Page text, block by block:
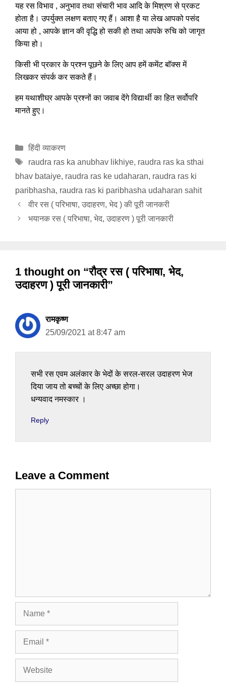
यह रस विभाव , अनुभाव तथा संचारी भाव आदि के मिश्रण से प्रकट
होता है। उपर्युक्त लक्षण बताए गए हैं। आशा है या लेख आपको पसंद
आया हो , आपके ज्ञान की वृद्धि हो सकी हो तथा आपके रुचि को जागृत
किया हो।
किसी भी प्रकार के प्रश्न पूछने के लिए आप हमें कमेंट बॉक्स में
लिखकर संपर्क कर सकते हैं।
हम यथाशीघ्र आपके प्रश्नों का जवाब देंगे विद्यार्थी का हित सर्वोपरि
मानते हुए।
Categories
हिंदी व्याकरण
Tags
raudra ras ka anubhav likhiye, raudra ras ka sthai
bhav bataiye, raudra ras ke udaharan, raudra ras ki
paribhasha, raudra ras ki paribhasha udaharan sahit
वीर रस ( परिभाषा, उदाहरण, भेद ) की पूरी जानकरी
भयानक रस ( परिभाषा, भेद, उदाहरण ) पूरी जानकारी
1 thought on “रौद्र रस ( परिभाषा, भेद,
उदाहरण ) पूरी जानकारी”
रामकृष्ण
25/09/2021 at 8:47 am
सभी रस एवम अलंकार के भेदों के सरल-सरल उदाहरण भेज
दिया जाय तो बच्चों के लिए अच्छा होगा।
धन्यवाद नमस्कार ।
Reply
Leave a Comment